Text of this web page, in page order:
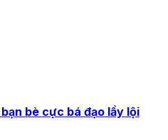
bè cực bá đạo lầy lội